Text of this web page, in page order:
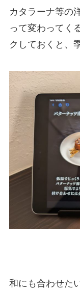
カタラーナ等の
って変わってく
クしておくと、
和にも合わせた